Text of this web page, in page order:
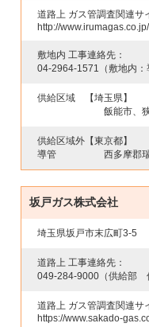
道路上 ガス管調査関連サ
http://
敷地内 工事連絡先：
04-2964-1571 （敷地内
供給区域
【埼玉県】
飯能市、
供給区域外
導管
【東京都】
西多摩郡
坂戸ガス株式会社
埼玉県坂戸市末広町3-5
道路上 工事連絡先：
049-284-9000 （供給部
道路上 ガス管調査関連サ
https://www.sakado-